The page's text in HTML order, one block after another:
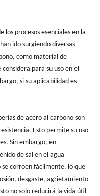
los procesos esenciales en la
ido surgiendo diversas
como material de
para su uso en el
si su aplicabilidad es
de acero al carbono son
Esto permite su uso
Sin embargo, en
de sal en el agua
corroen fácilmente, lo que
desgaste, agrietamiento
no solo reducirá la vida útil